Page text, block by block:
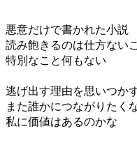
悪意だけで書かれた小説
読み飽きるのは仕方ない
特別なこと何もない
逃げ出す理由を思いつか
また誰かにつながりたく
私に価値はあるのかな